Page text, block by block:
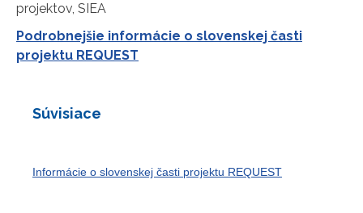
projektov, SIEA
Podrobnejšie informácie o slovenskej časti
projektu REQUEST
Súvisiace
Informácie o slovenskej časti projektu REQUEST